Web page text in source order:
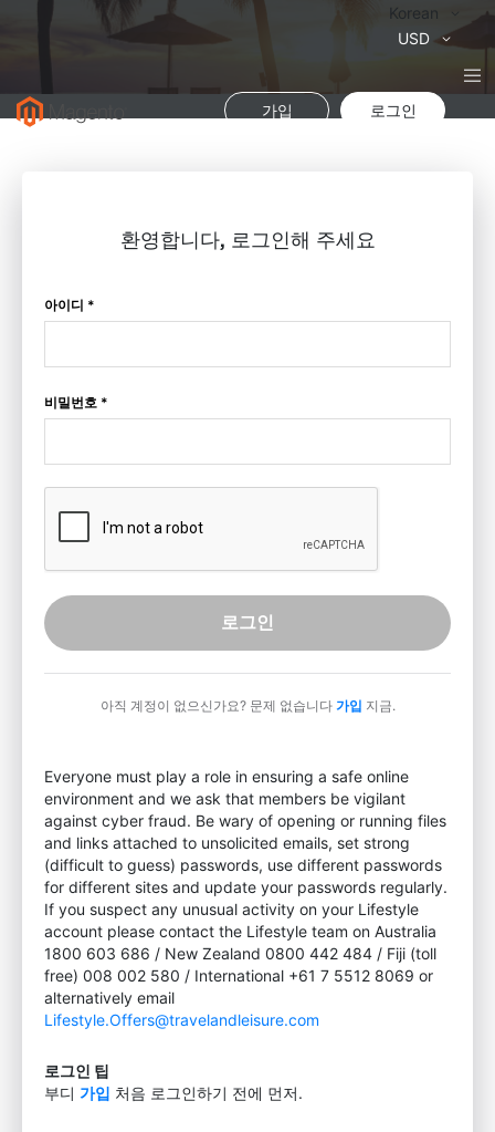
Language
Korean
USD
가입 로그인
환영합니다, 로그인해 주세요
아이디 *
비밀번호 *
로그인
아직 계정이 없으신가요? 문제 없습니다 가입 지금.
Everyone must play a role in ensuring a safe online
environment and we ask that members be vigilant
against cyber fraud. Be wary of opening or running files
and links attached to unsolicited emails, set strong
(difficult to guess) passwords, use different passwords
for different sites and update your passwords regularly.
If you suspect any unusual activity on your Lifestyle
account please contact the Lifestyle team on Australia
1800 603 686 / New Zealand 0800 442 484 / Fiji (toll
free) 008 002 580 / International +61 7 5512 8069 or
alternatively email
Lifestyle.Offers@travelandleisure.com
로그인 팁
부디 가입 처음 로그인하기 전에 먼저.